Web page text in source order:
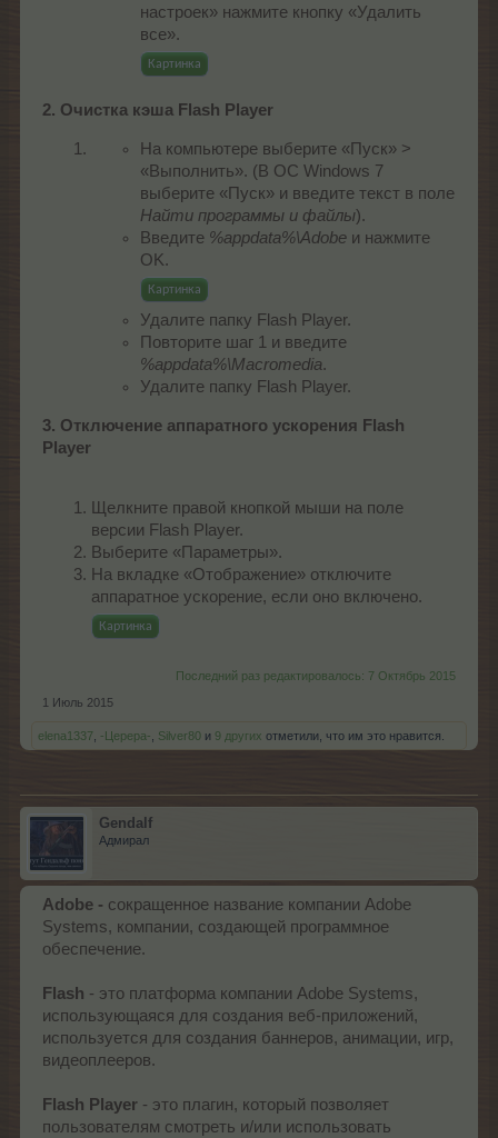
настроек» нажмите кнопку «Удалить
все».
Картинка
2. Очистка кэша Flash Player
На компьютере выберите «Пуск» >
«Выполнить». (В ОС Windows 7
выберите «Пуск» и введите текст в поле
Найти программы и файлы).
Введите %appdata%\Adobe и нажмите
OK.
Картинка
Удалите папку Flash Player.
Повторите шаг 1 и введите
%appdata%\Macromedia.
Удалите папку Flash Player.
3. Отключение аппаратного ускорения Flash
Player
Щелкните правой кнопкой мыши на поле
версии Flash Player.
Выберите «Параметры».
На вкладке «Отображение» отключите
аппаратное ускорение, если оно включено.
Картинка
Последний раз редактировалось: 7 Октябрь 2015
1 Июль 2015
elena1337 -Церера- Silver80 и 9 других отметили, что им это нравится.
Gendalf
Адмирал
Adobe - сокращенное название компании Adobe
Systems, компании, создающей программное
обеспечение.
Flash - это платформа компании Adobe Systems,
использующаяся для создания веб-приложений,
используется для создания баннеров, анимации, игр,
видеоплееров.
Flash Player - это плагин, который позволяет
пользователям смотреть и/или использовать